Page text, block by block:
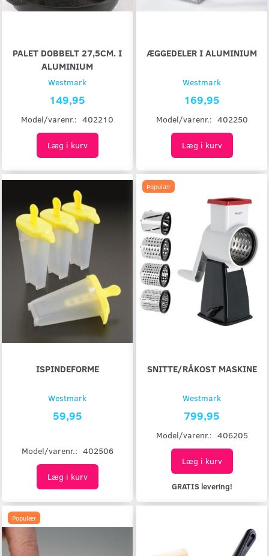
PALET DOBBELT 27,5CM. I
ALUMINIUM
Westmark
149,95
Model/varenr.: 402210
Læg i kurv
ÆGGEDELER I ALUMINIUM
Westmark
169,95
Model/varenr.: 402250
Læg i kurv
ISPINDEFORME
Westmark
59,95
Model/varenr.: 402506
Læg i kurv
Populær
SNITTE/RÅKOST MASKINE
Westmark
799,95
Model/varenr.: 406205
Læg i kurv
GRATIS levering!
Populær